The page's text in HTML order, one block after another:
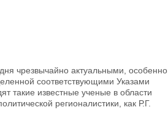
чрезвычайно актуальными, особенно
соответствующими Указами
такие известные ученые в области
регионалистики, как Р.Г.